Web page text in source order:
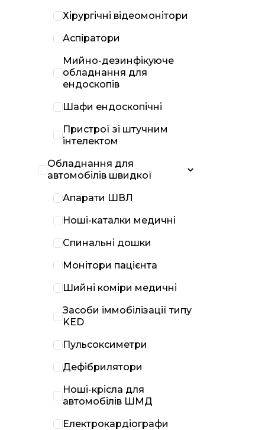
Хірургічні відеомонітори
Аспіратори
Мийно-дезинфікуюче
обладнання для
ендоскопів
Шафи ендоскопічні
Пристрої зі штучним
інтелектом
Обладнання для
автомобілів швидкої
Апарати ШВЛ
Ноші-каталки медичні
Спинальні дошки
Монітори пацієнта
Шийні коміри медичні
Засоби іммобілізації типу
KED
Пульсоксиметри
Дефібрилятори
Ноші-крісла для
автомобілів ШМД
Електрокардіографи